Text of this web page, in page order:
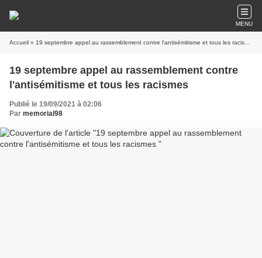
MENU
Accueil » 19 septembre appel au rassemblement contre l'antisémitisme et tous les racismes
19 septembre appel au rassemblement contre
l'antisémitisme et tous les racismes
Publié le 19/09/2021 à 02:06
Par memorial98